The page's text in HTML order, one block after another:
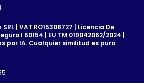
| VAT RO15308727 | Licencia De
I 60154 | EU TM 019042062/2024 |
por IA. Cualquier similitud es pura